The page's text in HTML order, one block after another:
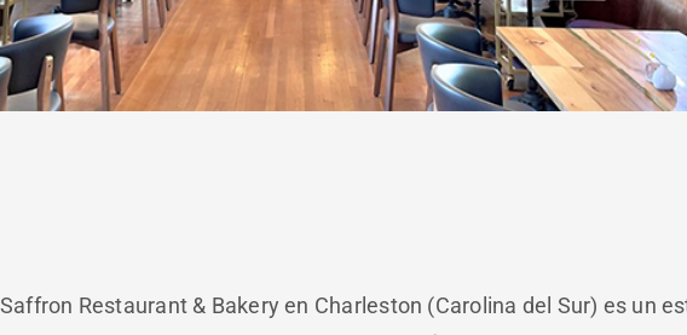
Saffron Restaurant & Bakery en Charleston (Carolina del Sur) es un